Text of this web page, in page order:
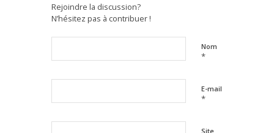
Rejoindre la discussion?
N’hésitez pas à contribuer !
Nom
*
E-mail
*
Site